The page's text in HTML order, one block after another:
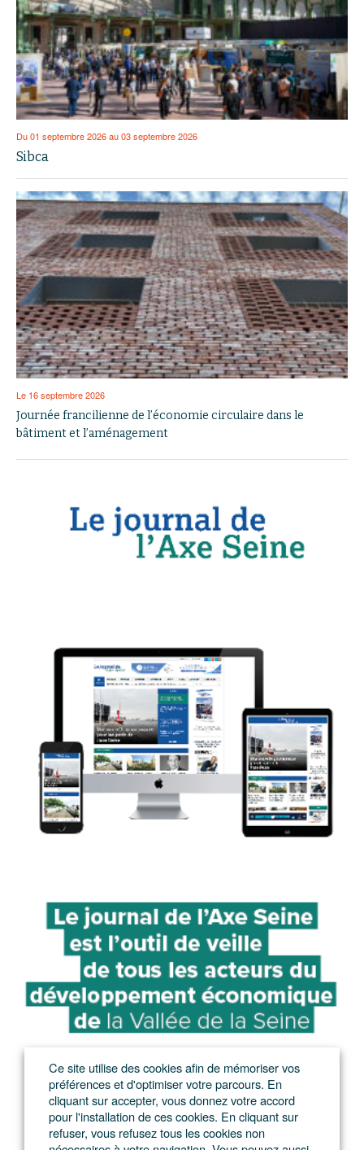
Du 01 septembre 2026 au 03 septembre 2026
Sibca
Le 16 septembre 2026
Journée francilienne de l’économie circulaire dans le
bâtiment et l’aménagement
Ce site utilise des cookies afin de mémoriser vos
préférences et d'optimiser votre parcours. En
cliquant sur accepter, vous donnez votre accord
pour l'installation de ces cookies. En cliquant sur
refuser, vous refusez tous les cookies non